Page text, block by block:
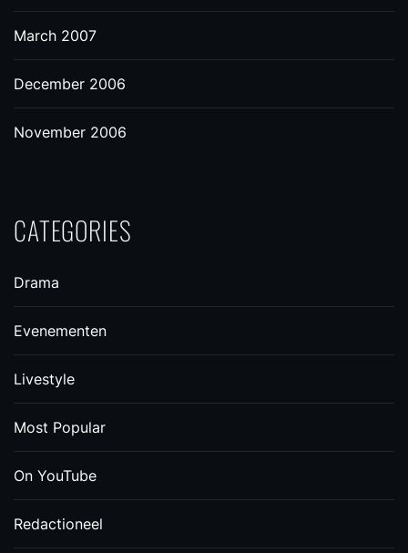
March 2007
December 2006
November 2006
CATEGORIES
Drama
Evenementen
Livestyle
Most Popular
On YouTube
Redactioneel